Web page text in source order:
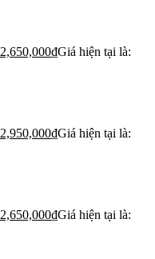
2,650,000₫Giá hiện tại là:
2,950,000₫Giá hiện tại là:
2,650,000₫Giá hiện tại là: